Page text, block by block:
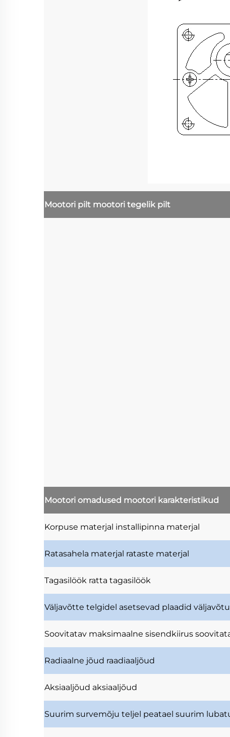
Mootori pilt mootori tegelik pilt
Mootori omadused mootori karakteristikud
Korpuse materjal installipinna materjal
Ratasahela materjal rataste materjal
Tagasilöök ratta tagasilöök
Väljavõtte telgidel asetsevad plaadid
Soovitatav maksimaalne sisendkiirus
Radiaalne jõud raadiaaljõud
Aksiaaljõud aksiaaljõud
Suurim survemõju teljel peatael suurim